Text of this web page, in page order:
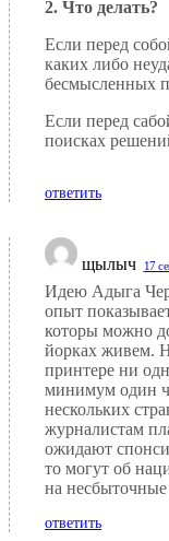
2. Что делать?
Если перед
каких либо
бесмысленных
Если перед
поисках
ответить
щылыч 17
Идею Адыга
опыт
которы можно
йорках живем.
принтере ни
минимум один
нескольких
журналистам
ожидают
то могут об
на
ответить